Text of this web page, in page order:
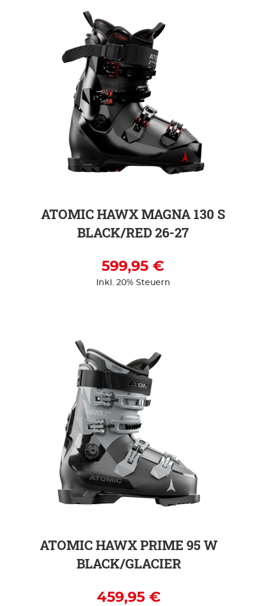
ATOMIC HAWX MAGNA 130 S
BLACK/RED 26-27
599,95 €
Inkl. 20% Steuern
ZUR DETAILSEITE
ATOMIC HAWX PRIME 95 W
BLACK/GLACIER
459,95 €
ZUR DETAILSEITE